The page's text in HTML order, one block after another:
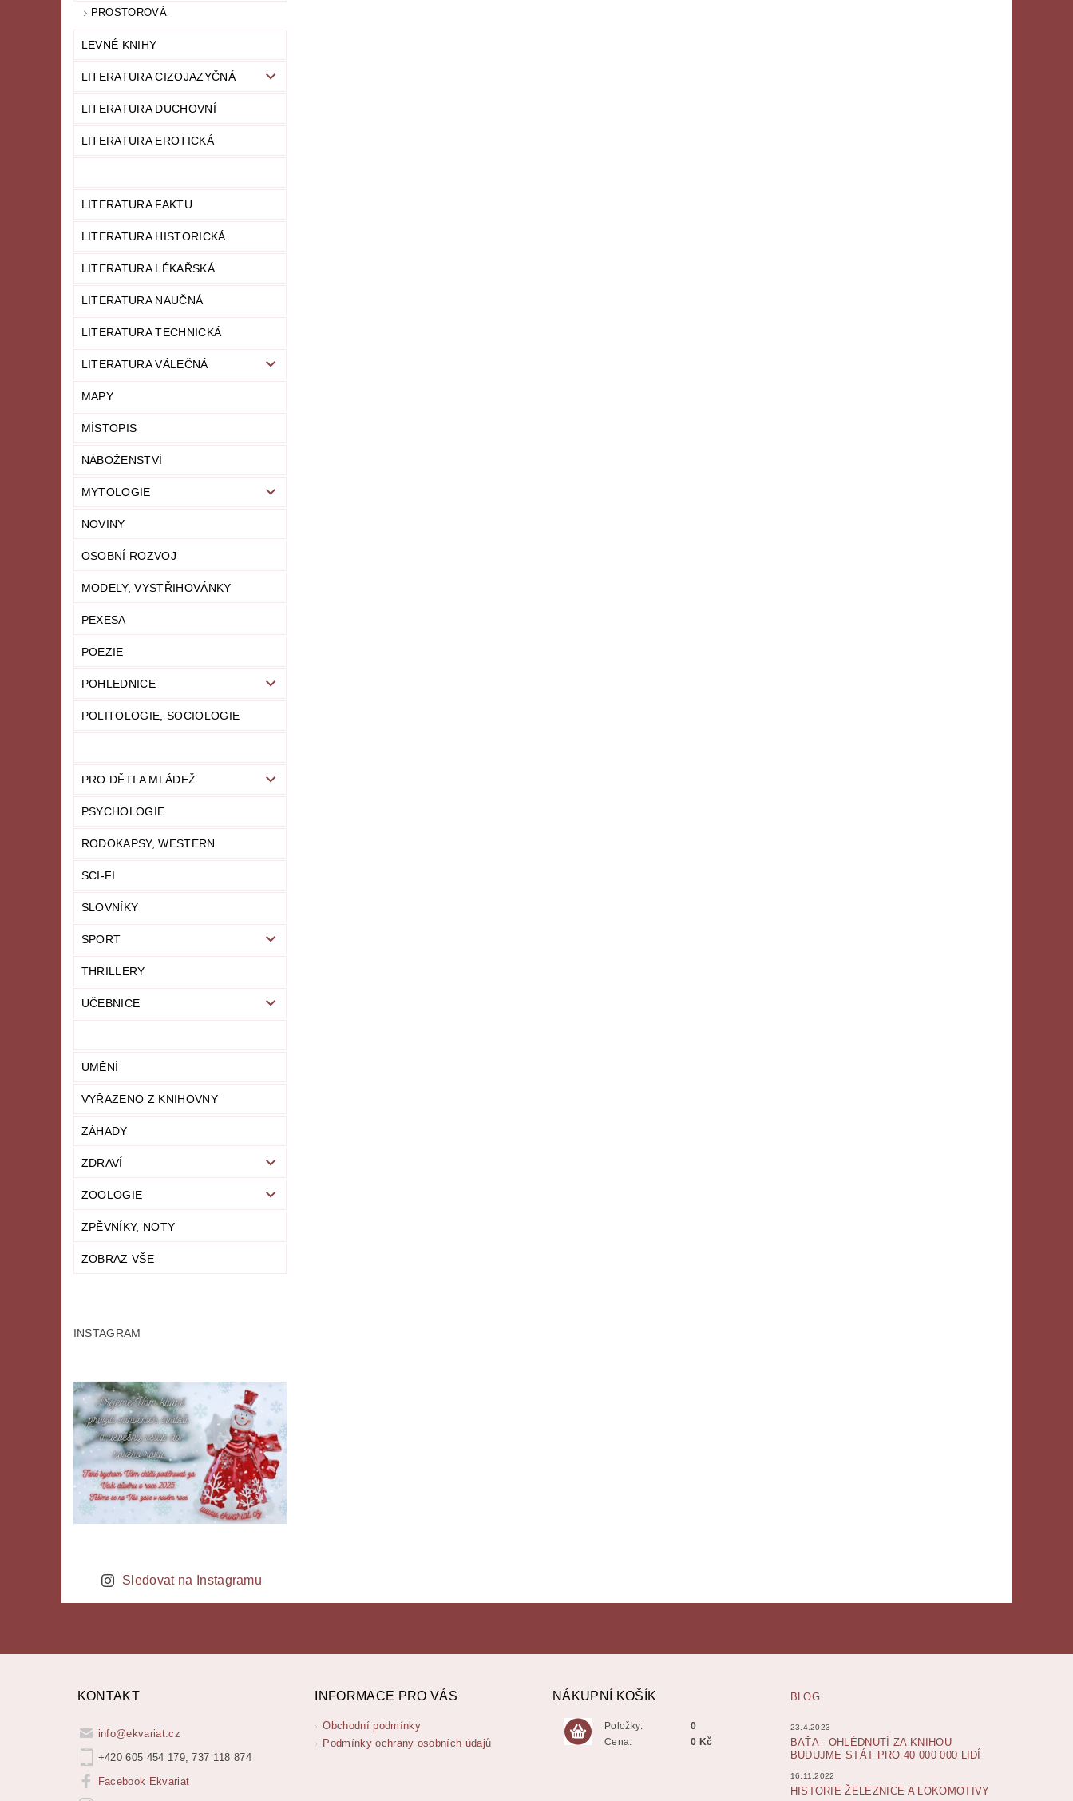
PROSTOROVÁ
LEVNÉ KNIHY
LITERATURA CIZOJAZYČNÁ
LITERATURA DUCHOVNÍ
LITERATURA EROTICKÁ
LITERATURA FAKTU
LITERATURA HISTORICKÁ
LITERATURA LÉKAŘSKÁ
LITERATURA NAUČNÁ
LITERATURA TECHNICKÁ
LITERATURA VÁLEČNÁ
MAPY
MÍSTOPIS
NÁBOŽENSTVÍ
MYTOLOGIE
NOVINY
OSOBNÍ ROZVOJ
MODELY, VYSTŘIHOVÁNKY
PEXESA
POEZIE
POHLEDNICE
POLITOLOGIE, SOCIOLOGIE
PRO DĚTI A MLÁDEŽ
PSYCHOLOGIE
RODOKAPSY, WESTERN
SCI-FI
SLOVNÍKY
SPORT
THRILLERY
UČEBNICE
UMĚNÍ
VYŘAZENO Z KNIHOVNY
ZÁHADY
ZDRAVÍ
ZOOLOGIE
ZPĚVNÍKY, NOTY
ZOBRAZ VŠE
INSTAGRAM
Sledovat na Instagramu
KONTAKT
info@ekvariat.cz
+420 605 454 179, 737 118 874
Facebook Ekvariat
INFORMACE PRO VÁS
Obchodní podmínky
Podmínky ochrany osobních údajů
NÁKUPNÍ KOŠÍK
Položky:
Cena:
0
0 Kč
BLOG
23.4.2023
BAŤA - OHLÉDNUTÍ ZA KNIHOU
BUDUJME STÁT PRO 40 000 000 LIDÍ
16.11.2022
HISTORIE ŽELEZNICE A LOKOMOTIVY